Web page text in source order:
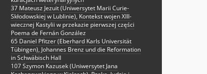
37 Mateusz Jezuit (Uniwersytet Marii Curie-
Skłodowskiej w Lublinie), Kontekst wojen XIII-
wiecznej Kastylii w przekazie pierwszej części
Poema de Fernán González
65 Daniel Pfitzer (Eberhard Karls Universität
Tübingen), Johannes Brenz und die Reformation
in Schwäbisch Hall
107 Szymon Kazusek (Uniwersytet Jana